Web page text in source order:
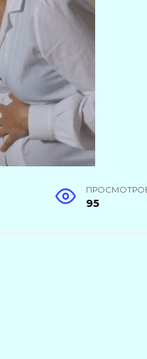
95